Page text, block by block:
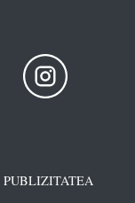
PUBLIZITATEA